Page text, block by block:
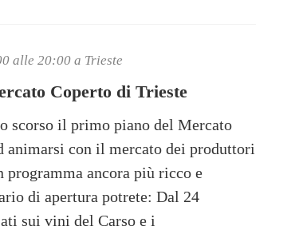
alle 20:00 a Trieste
Coperto di Trieste
scorso il primo piano del Mercato
animarsi con il mercato dei produttori
ancora più ricco e
di apertura potrete: Dal 24
sui vini del Carso e i